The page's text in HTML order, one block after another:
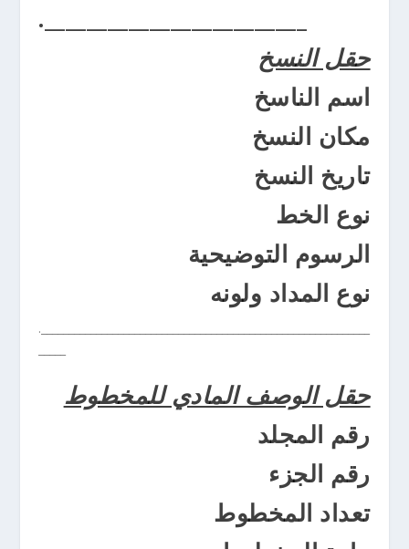
._________________________
حقل النسخ
اسم الناسخ
مكان النسخ
تاريخ النسخ
نوع الخط
الرسوم التوضيحية
نوع المداد ولونه
.____________________________________________________________
حقل الوصف المادي للمخطوط
رقم المجلد
رقم الجزء
تعداد المخطوط